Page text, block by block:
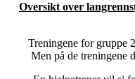
Oversikt over
Treningene for gruppe
Men på de treningene